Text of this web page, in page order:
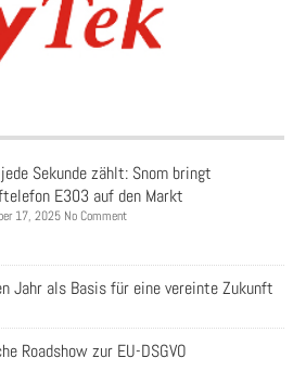
Sekunde zählt: Snom bringt
E303 auf den Markt
17, 2025 No Comment
Jahr als Basis für eine vereinte Zukunft
Roadshow zur EU-DSGVO